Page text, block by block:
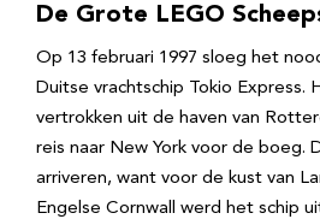
De Grote LEGO
Op 13 februari 1997 sloeg het
Duitse vrachtschip Tokio Express.
vertrokken uit de haven van
reis naar New York voor de boeg.
arriveren, want voor de kust van
Engelse Cornwall werd het schip